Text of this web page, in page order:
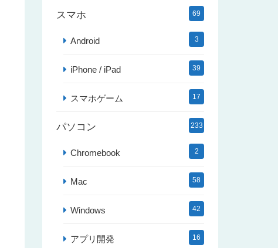
スマホ 69
Android 3
iPhone / iPad 39
スマホゲーム 17
パソコン 233
Chromebook 2
Mac 58
Windows 42
アプリ開発 16